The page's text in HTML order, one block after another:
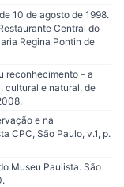
10 de agosto de 1998.
Central do
Regina Pontin de
reconhecimento – a
cultural e natural, de
e na
CPC, São Paulo, v.1, p.
Museu Paulista. São